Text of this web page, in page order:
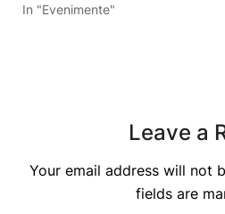
In "Evenimente"
Leave a
Your email address will not
fields are